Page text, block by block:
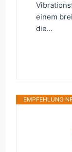
einem
die...
EMPFEHLUNG